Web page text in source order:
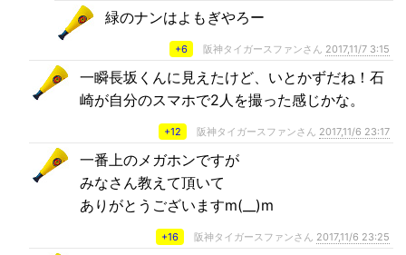
緑のナンはよもぎやろー
+6 阪神タイガースファンさん 2017,11/7 3:15
一瞬長坂くんに見えたけど、いとかずだね！石
崎が自分のスマホで2人を撮った感じかな。
+12 阪神タイガースファンさん 2017,11/6 23:17
一番上のメガホンですが
みなさん教えて頂いて
ありがとうございますm(__)m
+16 阪神タイガースファンさん 2017,11/6 23:25